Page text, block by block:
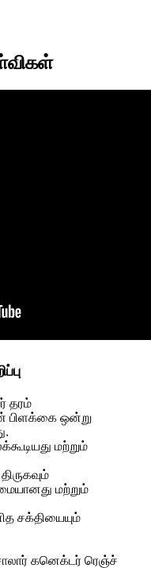
தரம்
ஒன்று
மற்றும்
மற்றும்
சக்தியையும்
கனெக்டர் ரெஞ்ச்